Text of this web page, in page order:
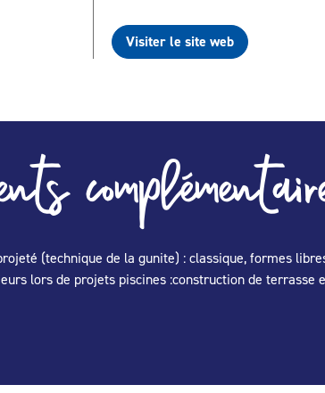
Visiter le site web
(technique de la gunite) : classique, formes
lors de projets piscines :construction de terrasse